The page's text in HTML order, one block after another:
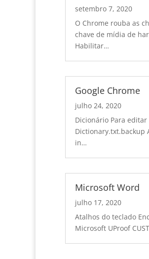
setembro 7, 2020
O Chrome rouba as
chave de mídia de
Habilitar…
Google Chrome
julho 24, 2020
Dicionário Para
Dictionary.txt.backup
in…
Microsoft Word
julho 17, 2020
Atalhos do teclado
Microsoft UProof